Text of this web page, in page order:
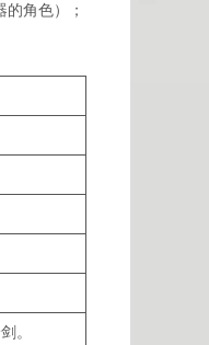
角色）；
。